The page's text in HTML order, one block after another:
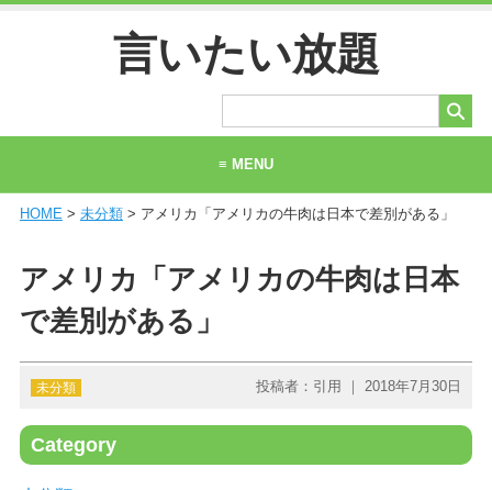
言いたい放題
≡ MENU
ホーム
HOME> 未分類> アメリカ「アメリカの牛肉は日本で差別がある」
アメリカ「アメリカの牛肉は日本
で差別がある」
未分類 投稿者：引用 ｜ 2018年7月30日
Category